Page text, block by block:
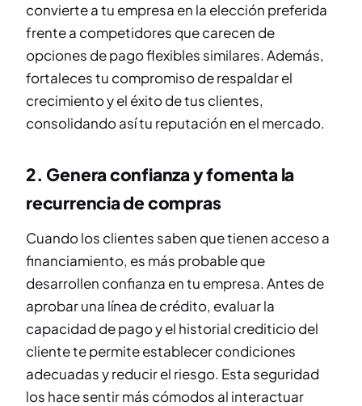
convierte a tu empresa en la elección preferida
frente a competidores que carecen de
opciones de pago flexibles similares. Además,
fortaleces tu compromiso de respaldar el
crecimiento y el éxito de tus clientes,
consolidando así tu reputación en el mercado.
2. Genera confianza y fomenta la
recurrencia de compras
Cuando los clientes saben que tienen acceso a
financiamiento, es más probable que
desarrollen confianza en tu empresa. Antes de
aprobar una línea de crédito, evaluar la
capacidad de pago y el historial crediticio del
cliente te permite establecer condiciones
adecuadas y reducir el riesgo. Esta seguridad
los hace sentir más cómodos al interactuar